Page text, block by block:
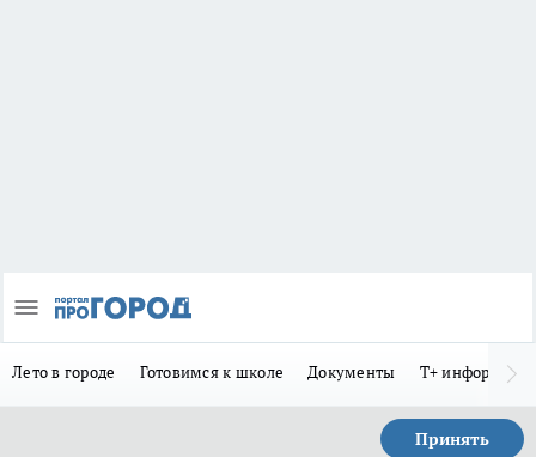
Лето в городе Готовимся к школе Документы Т+
Принять